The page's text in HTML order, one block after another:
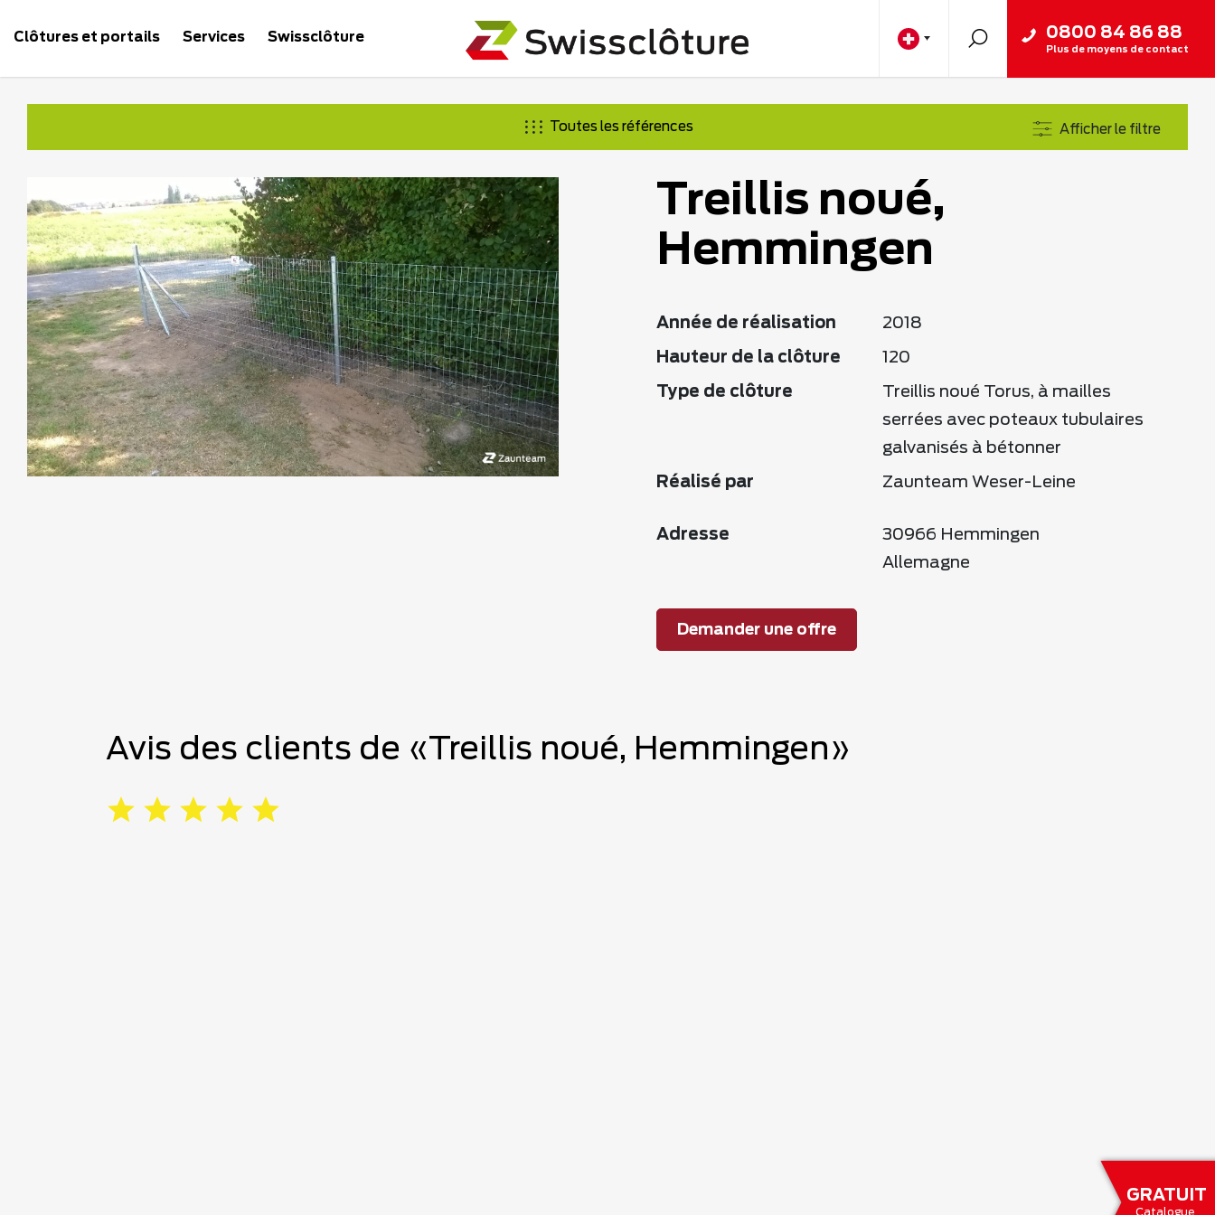
GRATUIT
Catalogue
Clôtures et portails Services Swissclôture 0800 84 86 88
Plus de moyens de contact
Toutes les références Afficher le filtre
Treillis noué,
Hemmingen
Année de réalisation 2018
Hauteur de la clôture 120
Type de clôture
Treillis noué Torus, à mailles
serrées avec poteaux tubulaires
galvanisés à bétonner
Réalisé par Zaunteam Weser-Leine
Adresse
30966 Hemmingen
Allemagne
Demander une offre
Avis des clients de «Treillis noué, Hemmingen»